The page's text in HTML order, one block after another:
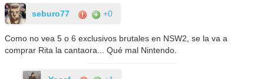
seburo77 +0
Como no vea 5 o 6 exclusivos brutales en NSW2, se la va a
comprar Rita la cantaora... Qué mal Nintendo.